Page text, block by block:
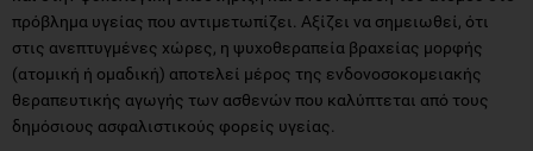
πρόβλημα υγείας που αντιμετωπίζει. Αξίζει να σημειωθεί, ότι
στις ανεπτυγμένες χώρες, η ψυχοθεραπεία βραχείας μορφής
(ατομική ή ομαδική) αποτελεί μέρος της ενδονοσοκομειακής
θεραπευτικής αγωγής των ασθενών που καλύπτεται από τους
δημόσιους ασφαλιστικούς φορείς υγείας.